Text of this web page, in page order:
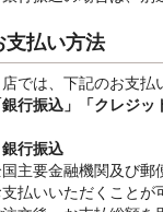
支払い方法
では、下記のお支払
行振込」
「クレジ
行振込
主要金融機関及び郵
払いいただくことが